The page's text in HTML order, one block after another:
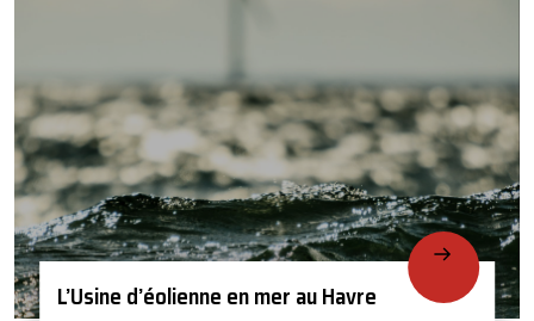
L’Usine d’éolienne en mer au Havre